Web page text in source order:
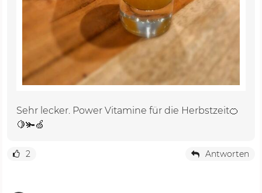
Sehr lecker. Power Vitamine für die Herbstzeit🍊
🍋🫚🍏
2 Antworten